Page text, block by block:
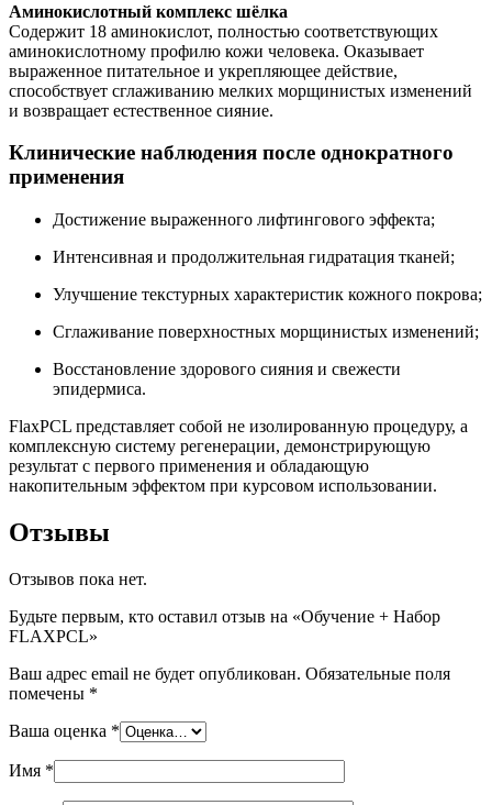
Аминокислотный комплекс шёлка
Содержит 18 аминокислот, полностью соответствующих
аминокислотному профилю кожи человека. Оказывает
выраженное питательное и укрепляющее действие,
способствует сглаживанию мелких морщинистых изменений
и возвращает естественное сияние.
Клинические наблюдения после однократного
применения
Достижение выраженного лифтингового эффекта;
Интенсивная и продолжительная гидратация тканей;
Улучшение текстурных характеристик кожного покрова;
Сглаживание поверхностных морщинистых изменений;
Восстановление здорового сияния и свежести
эпидермиса.
FlaxPCL представляет собой не изолированную процедуру, а
комплексную систему регенерации, демонстрирующую
результат с первого применения и обладающую
накопительным эффектом при курсовом использовании.
Отзывы
Отзывов пока нет.
Будьте первым, кто оставил отзыв на «Обучение + Набор
FLAXPCL»
Ваш адрес email не будет опубликован. Обязательные поля
помечены *
Ваша оценка *
Имя *